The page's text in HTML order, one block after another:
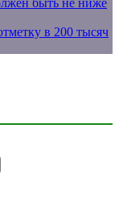
быть не ниже
в 200 тысяч